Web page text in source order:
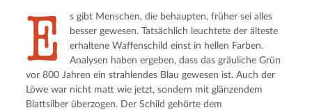
E
s gibt Menschen, die behaupten, früher sei alles
besser gewesen. Tatsächlich leuchtete der älteste
erhaltene Waffenschild einst in hellen Farben.
Analysen haben ergeben, dass das gräuliche Grün
vor 800 Jahren ein strahlendes Blau gewesen ist. Auch der
Löwe war nicht matt wie jetzt, sondern mit glänzendem
Blattsilber überzogen. Der Schild gehörte dem